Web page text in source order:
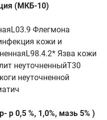
(МКБ-10)
Флегмона
кожи и
Язва кожи
неуточненныйT30
неуточненной
р 0,5 %, 1,0%, мазь 5% )